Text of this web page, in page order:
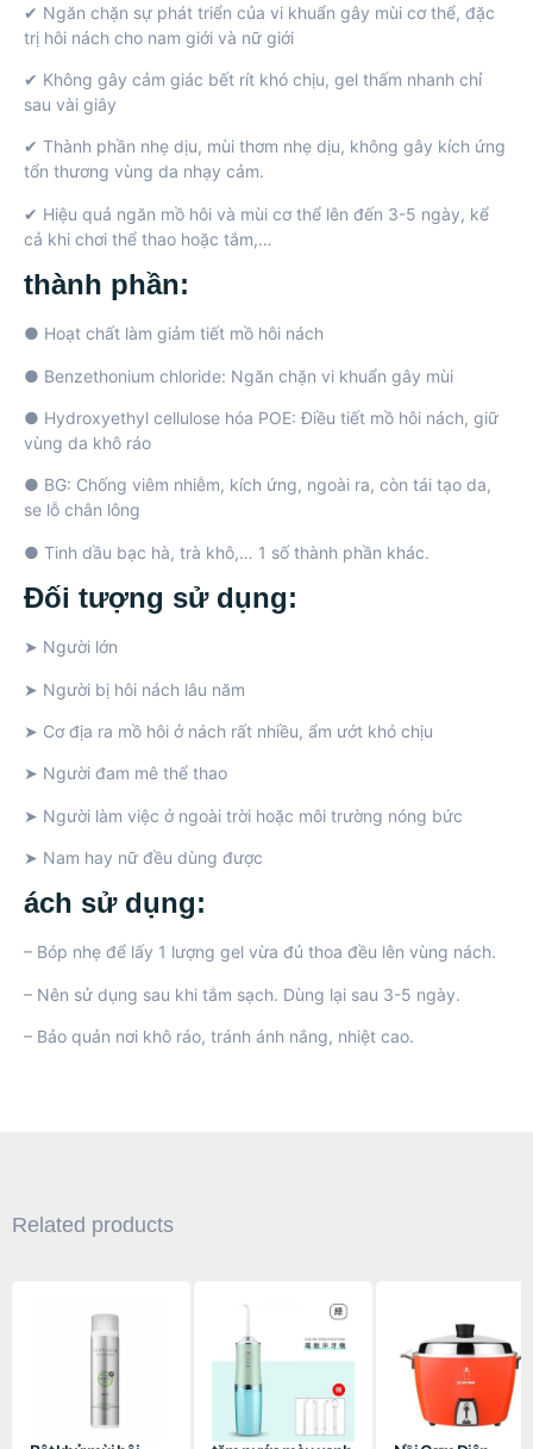
✔ Ngăn chặn sự phát triển của vi khuẩn gây mùi cơ thể, đặc
trị hôi nách cho nam giới và nữ giới
✔ Không gây cảm giác bết rít khó chịu, gel thấm nhanh chỉ
sau vài giây
✔ Thành phần nhẹ dịu, mùi thơm nhẹ dịu, không gây kích ứng
tổn thương vùng da nhạy cảm.
✔ Hiệu quả ngăn mồ hôi và mùi cơ thể lên đến 3-5 ngày, kể
cả khi chơi thể thao hoặc tắm,…
thành phần:
● Hoạt chất làm giảm tiết mồ hôi nách
● Benzethonium chloride: Ngăn chặn vi khuẩn gây mùi
● Hydroxyethyl cellulose hóa POE: Điều tiết mồ hôi nách, giữ
vùng da khô ráo
● BG: Chống viêm nhiễm, kích ứng, ngoài ra, còn tái tạo da,
se lỗ chân lông
● Tinh dầu bạc hà, trà khô,… 1 số thành phần khác.
Đối tượng sử dụng:
➤ Người lớn
➤ Người bị hôi nách lâu năm
➤ Cơ địa ra mồ hôi ở nách rất nhiều, ẩm ướt khó chịu
➤ Người đam mê thể thao
➤ Người làm việc ở ngoài trời hoặc môi trường nóng bức
➤ Nam hay nữ đều dùng được
ách sử dụng:
– Bóp nhẹ để lấy 1 lượng gel vừa đủ thoa đều lên vùng nách.
– Nên sử dụng sau khi tắm sạch. Dùng lại sau 3-5 ngày.
– Bảo quản nơi khô ráo, tránh ánh nắng, nhiệt cao.
Related products